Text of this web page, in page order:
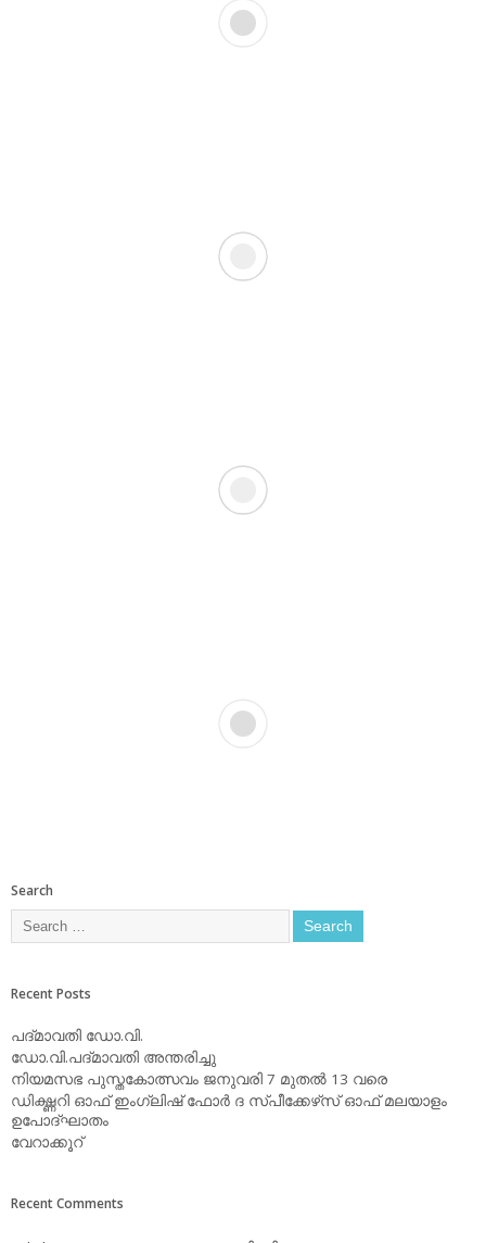
Search
Recent Posts
പദ്മാവതി ഡോ.വി.
ഡോ.വി.പദ്മാവതി അന്തരിച്ചു
നിയമസഭ പുസ്തകോത്സവം ജനുവരി 7 മുതല്‍ 13 വരെ
ഡിക്ഷ്ണറി ഓഫ് ഇംഗ്ലിഷ് ഫോര്‍ ദ സ്പീക്കേഴ്‌സ് ഓഫ് മലയാളം
ഉപോദ്ഘാതം
വേറാക്കൂറ്
Recent Comments